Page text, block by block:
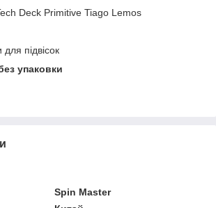
Deck Primitive Tiago Lemos
для підвісок
упаковки
Spin Master